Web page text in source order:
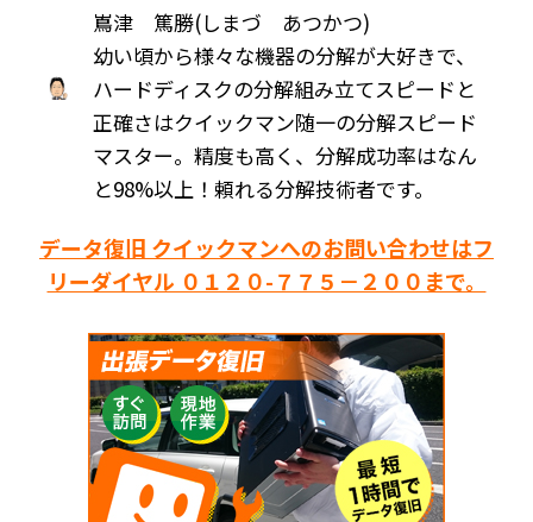
嶌津 篤勝(しまづ あつかつ)
幼い頃から様々な機器の分解が大好きで、
ハードディスクの分解組み立てスピードと
正確さはクイックマン随一の分解スピード
マスター。精度も高く、分解成功率はなん
と98%以上！頼れる分解技術者です。
データ復旧 クイックマンへのお問い合わせはフ
リーダイヤル ０１２０-７７５－２００まで。